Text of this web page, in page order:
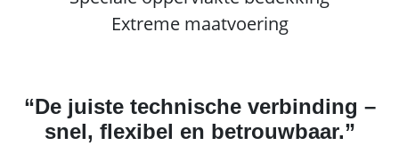
Extreme maatvoering
“De juiste technische verbinding –
snel, flexibel en betrouwbaar.”